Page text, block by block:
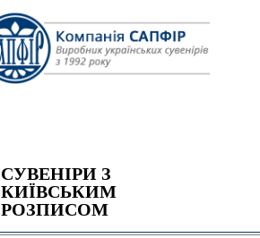
СУВЕНІРИ З
КИЇВСЬКИМ
РОЗПИСОМ